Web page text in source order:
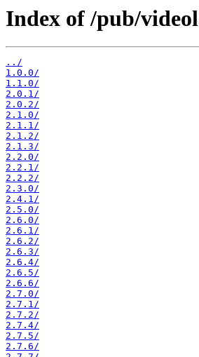
Index of /pub/
../
1.0.0/
1.1.0/
2.0.1/
2.0.2/
2.1.0/
2.1.1/
2.1.2/
2.1.3/
2.2.0/
2.2.1/
2.2.2/
2.3.0/
2.4.1/
2.5.0/
2.6.0/
2.6.1/
2.6.2/
2.6.3/
2.6.4/
2.6.5/
2.6.6/
2.7.0/
2.7.1/
2.7.2/
2.7.4/
2.7.5/
2.7.6/